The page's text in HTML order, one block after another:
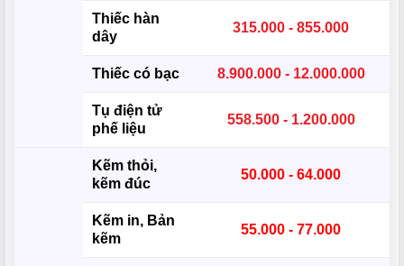
Thiếc hàn
dây
315.000 - 855.000
Thiếc có bạc 8.900.000 - 12.000.000
Tụ điện tử
phế liệu
558.500 - 1.200.000
Kẽm thỏi,
kẽm đúc
50.000 - 64.000
Kẽm in, Bản
kẽm
55.000 - 77.000